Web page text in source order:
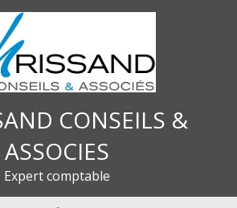
CONSEILS &
ASSOCIES
Expert comptable